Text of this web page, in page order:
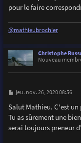
pour le faire
@mathieubrochier
Christophe
Nouveau
M
s
s
a
e
jeu. nov. 26, 2020 08:56
Salut Mathieu. C'est
Tu as sûrement une
serai toujours preneur